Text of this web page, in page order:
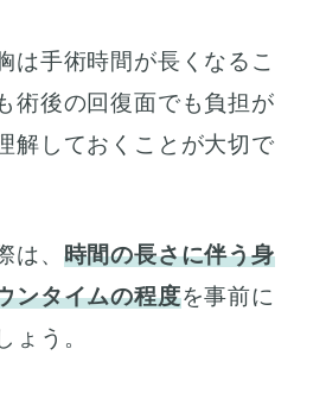
は手術時間が長くなるこ
術後の回復面でも負担が
解しておくことが大切で
は、 時間の長さに伴う身
ンタイムの程度を事前に
ょう。